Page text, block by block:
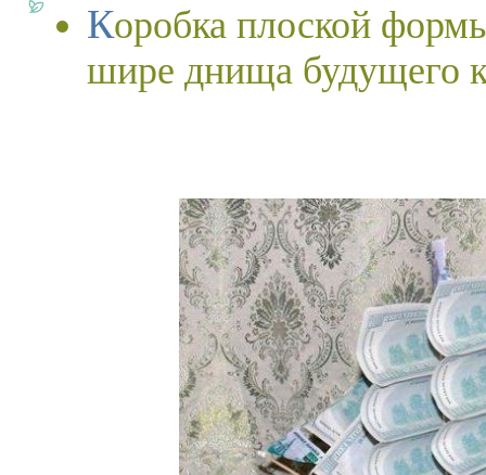
Коробка плоской формы. Она должна быть наполовину
шире днища будущего